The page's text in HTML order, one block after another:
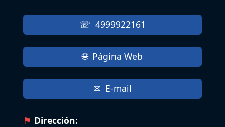
4999922161
Página Web
E-mail
Dirección: